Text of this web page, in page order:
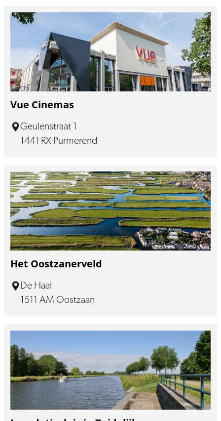
Vue Cinemas
Geulenstraat 1
1441 RX Purmerend
Het Oostzanerveld
De Haal
1511 AM Oostzaan